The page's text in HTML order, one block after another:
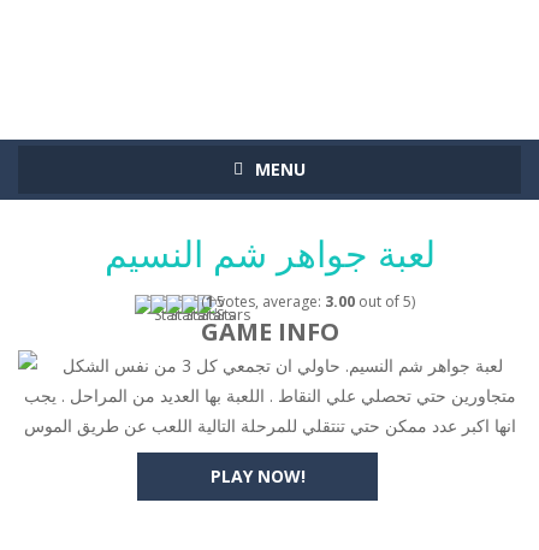
MENU
لعبة جواهر شم النسيم
(1votes, average: 3.00out of 5)
PLAY NOW!
GAME INFO
لعبة جواهر شم النسيم. حاولي ان تجمعي كل 3 من نفس الشكل
متجاورين حتي تحصلي علي النقاط . اللعبة بها العديد من المراحل . يجب
انها اكبر عدد ممكن حتي تنتقلي للمرحلة التالية اللعب عن طريق الموس